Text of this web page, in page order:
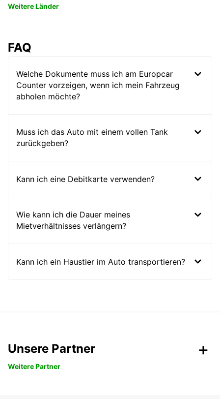
Weitere Länder
FAQ
Welche Dokumente muss ich am Europcar
Counter vorzeigen, wenn ich mein Fahrzeug
abholen möchte?
Muss ich das Auto mit einem vollen Tank
zurückgeben?
Kann ich eine Debitkarte verwenden?
Wie kann ich die Dauer meines
Mietverhältnisses verlängern?
Kann ich ein Haustier im Auto transportieren?
Unsere Partner
Weitere Partner